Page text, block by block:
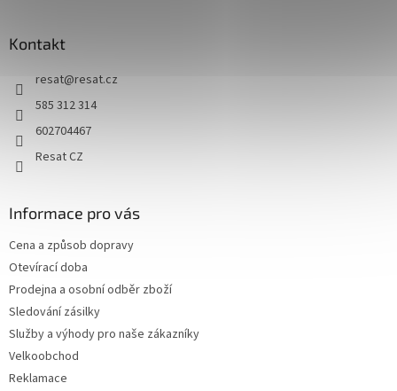
Kontakt
resat@resat.cz
585 312 314
602704467
Resat CZ
Informace pro vás
Cena a způsob dopravy
Otevírací doba
Prodejna a osobní odběr zboží
Sledování zásilky
Služby a výhody pro naše zákazníky
Velkoobchod
Reklamace